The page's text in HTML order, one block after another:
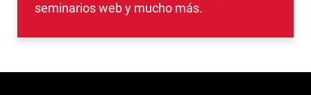
seminarios web y mucho más.